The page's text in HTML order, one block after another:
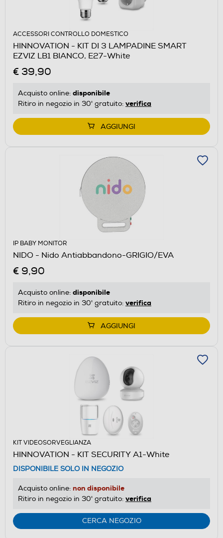
ACCESSORI CONTROLLO DOMESTICO
HINNOVATION - KIT DI 3 LAMPADINE SMART
EZVIZ LB1 BIANCO, E27-White
€ 39,90
Acquisto online: disponibile
Ritiro in negozio in 30' gratuito: verifica
AGGIUNGI
IP BABY MONITOR
NIDO - Nido Antiabbandono-GRIGIO/EVA
€ 9,90
Acquisto online: disponibile
Ritiro in negozio in 30' gratuito: verifica
AGGIUNGI
KIT VIDEOSORVEGLIANZA
HINNOVATION - KIT SECURITY A1-White
DISPONIBILE SOLO IN NEGOZIO
Acquisto online: non disponibile
Ritiro in negozio in 30' gratuito: verifica
CERCA NEGOZIO